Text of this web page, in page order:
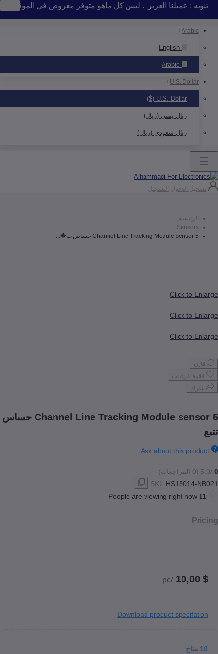
: عميلنا العزيز .. ليس كل ماهو متوفر معروض في الموقع .. إذا لم
U.S.
U.S. Dollar ($)
ريال يمني (ريال)
ريال سعودي (ريال)
الدخول التسجيل
Click
Click
Click
الرغبات
5 Channel Line Tracking Module sensor حساس
Ask about this
SKU
People are viewing right
/pc
Download product